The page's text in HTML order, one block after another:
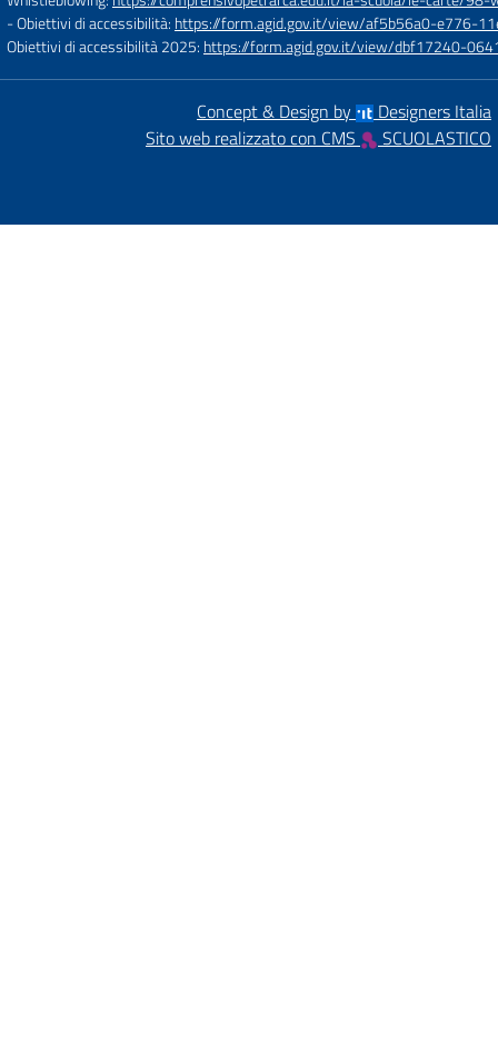
- Obiettivi di accessibilità: https://form.agid.gov.it/view/af5b56a0-e776-
Obiettivi di accessibilità 2025: https://form.agid.gov.it/view/dbf17240-
Concept & Design by
Designers Italia
Sito web realizzato con CMS
SCUOLASTICO